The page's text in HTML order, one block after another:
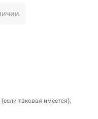
таковая имеется);